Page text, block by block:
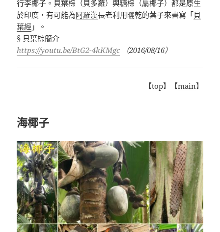
行李椰子。貝葉棕（貝多羅）與糖棕（扇椰子）都是原生
於印度，有可能為阿羅漢長老利用曬乾的葉子來書寫「貝
葉經 」。
§ 貝葉棕簡介
https://youtu.be/BtG2-4kKMgc
（2016/08/16）
【top】【main】
海椰子